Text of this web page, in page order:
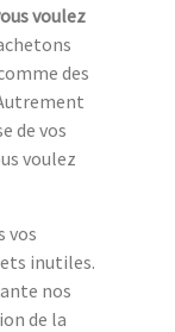
voulez
des
de vos
voulez
vos
inutiles.
nos
de la